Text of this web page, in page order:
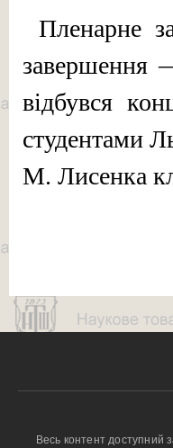
Пленарне
завершення
відбувся
студентами
М. Лисенка
Весь контент доступний